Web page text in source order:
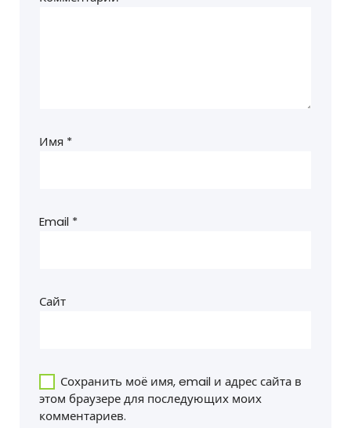
Имя *
Email *
Сайт
Сохранить моё имя, email и адрес сайта в
этом браузере для последующих моих
комментариев.